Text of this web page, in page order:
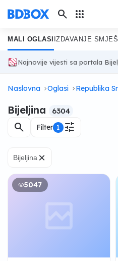
search apps
MALI OGLASI IZDAVANJE
Najnovije vijesti sa portala
Naslovna Oglasi Republika
Bijeljina 6304
search Filter 1 tune
Bijeljina×
5047